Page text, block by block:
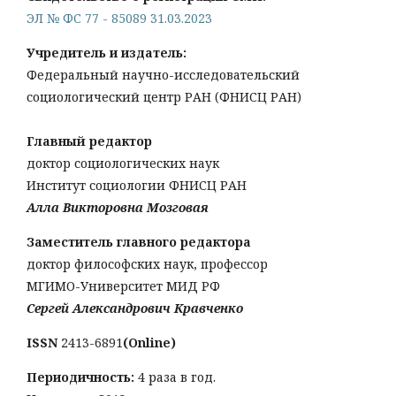
ЭЛ № ФС 77 - 85089 31.03.2023
Учредитель и издатель:
Федеральный научно-исследовательский
социологический центр РАН (ФНИСЦ РАН)
Главный редактор
доктор социологических наук
Институт социологии ФНИСЦ РАН
Алла Викторовна Мозговая
Заместитель главного редактора
доктор философских наук, профессор
МГИМО-Университет МИД РФ
Сергей Александрович Кравченко
ISSN 2413-6891(Online)
Периодичность: 4 раза в год.